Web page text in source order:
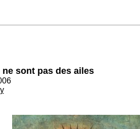
sont pas des ailes